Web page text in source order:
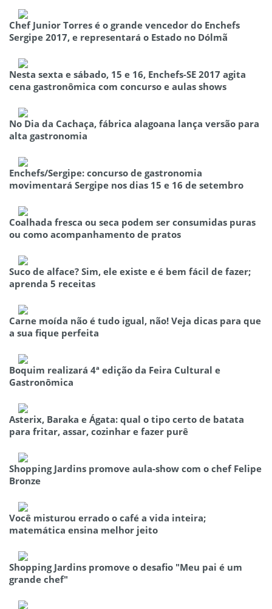
Chef Junior Torres é o grande vencedor do Enchefs
Sergipe 2017, e representará o Estado no Dólmã
Nesta sexta e sábado, 15 e 16, Enchefs-SE 2017 agita
cena gastronômica com concurso e aulas shows
No Dia da Cachaça, fábrica alagoana lança versão para
alta gastronomia
Enchefs/Sergipe: concurso de gastronomia
movimentará Sergipe nos dias 15 e 16 de setembro
Coalhada fresca ou seca podem ser consumidas puras
ou como acompanhamento de pratos
Suco de alface? Sim, ele existe e é bem fácil de fazer;
aprenda 5 receitas
Carne moída não é tudo igual, não! Veja dicas para que
a sua fique perfeita
Boquim realizará 4ª edição da Feira Cultural e
Gastronômica
Asterix, Baraka e Ágata: qual o tipo certo de batata
para fritar, assar, cozinhar e fazer purê
Shopping Jardins promove aula-show com o chef Felipe
Bronze
Você misturou errado o café a vida inteira;
matemática ensina melhor jeito
Shopping Jardins promove o desafio "Meu pai é um
grande chef"